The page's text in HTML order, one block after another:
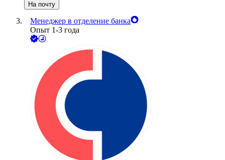
На почту
Менеджер в отделение банка
Опыт 1-3 года